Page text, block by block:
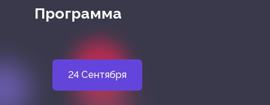
Программа
24 Сентября